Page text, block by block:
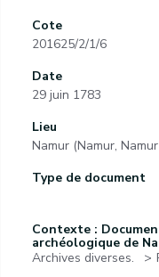
Cote
201625/2/1/6
Date
29 juin 1783
Lieu
Namur (Namur,
Type de document
Contexte :
archéologique de
Archives diverses.